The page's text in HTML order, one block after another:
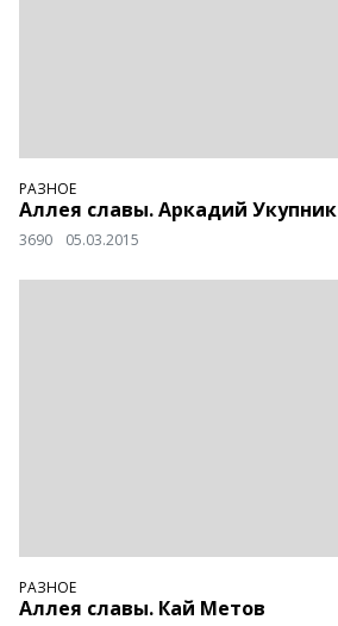
РАЗНОЕ
Аллея славы. Аркадий Укупник
3690 05.03.2015
РАЗНОЕ
Аллея славы. Кай Метов